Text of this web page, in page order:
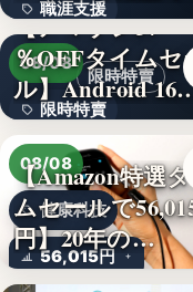
職涯支援
文字
リア…
限時特賣
08/08
限時特賣
15,800円
【アマゾン37
％OFFタイムセ
ル】Android
08/08
健康科技
56,015円
【Amazon特選
ムセールで
円】20年の…